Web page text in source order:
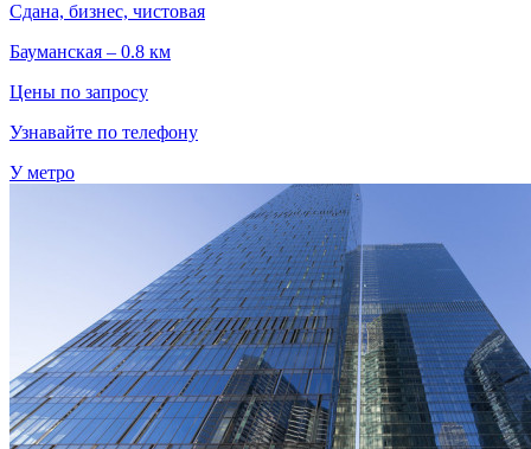
Сдана, бизнес, чистовая
Бауманская – 0.8 км
Цены по запросу
Узнавайте по телефону
У метро